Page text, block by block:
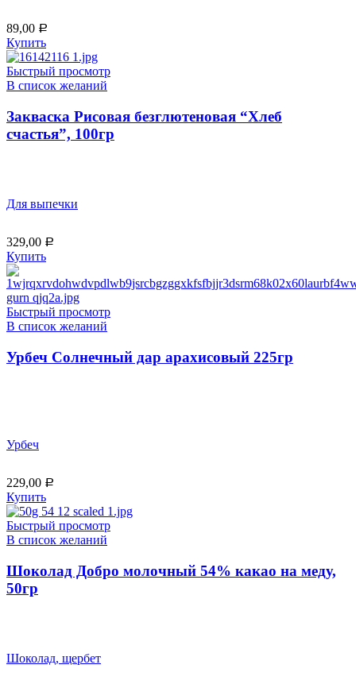
89,00 Р
Купить
Быстрый просмотр
В список желаний
Закваска Рисовая безглютеновая “Хлеб
счастья”, 100гр
Для выпечки
329,00 Р
Купить
Быстрый просмотр
В список желаний
Урбеч Солнечный дар арахисовый 225гр
Урбеч
229,00 Р
Купить
Быстрый просмотр
В список желаний
Шоколад Добро молочный 54% какао на меду,
50гр
Шоколад, щербет